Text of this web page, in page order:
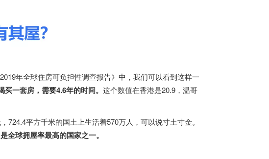
年全球住房可负担性调查报告》中，我们可以看到这样一
一套房，需要4.6年的时间。 这个数值在香港是20.9，温哥
724.4平方千米的国土上生活着570万人，可以说寸土寸金。
全球拥屋率最高的国家之一。